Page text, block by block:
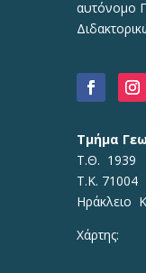
αυτόνομο
Τμήμα
Τ.Θ. 1939
Τ.Κ. 71004
Ηράκλειο
Χάρτης: